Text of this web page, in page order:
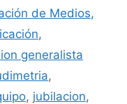
de Medios,
,
generalista
,
, jubilacion,